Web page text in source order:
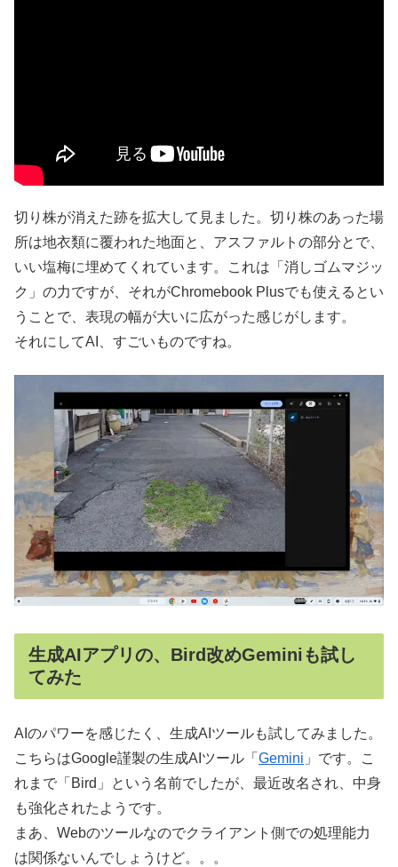
切り株が消えた跡を拡大して見ました。切り株のあった場
所は地衣類に覆われた地面と、アスファルトの部分とで、
いい塩梅に埋めてくれています。これは「消しゴムマジッ
ク」の力ですが、それがChromebook Plusでも使えるとい
うことで、表現の幅が大いに広がった感じがします。
それにしてAI、すごいものですね。
生成AIアプリの、Bird改めGeminiも試し
てみた
AIのパワーを感じたく、生成AIツールも試してみました。
こちらはGoogle謹製の生成AIツール「 Gemini 」です。こ
れまで「Bird」という名前でしたが、最近改名され、中身
も強化されたようです。
まあ、Webのツールなのでクライアント側での処理能力
は関係ないんでしょうけど。。。